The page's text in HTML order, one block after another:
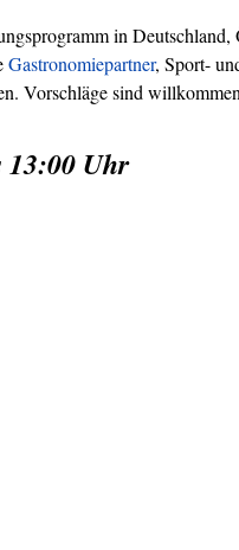
in Deutschland,
Gastronomiepartner, Sport-
Vorschläge sind
13:00 Uhr